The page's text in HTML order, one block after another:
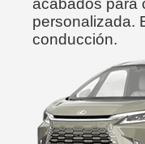
acabados para
personalizada.
conducción.